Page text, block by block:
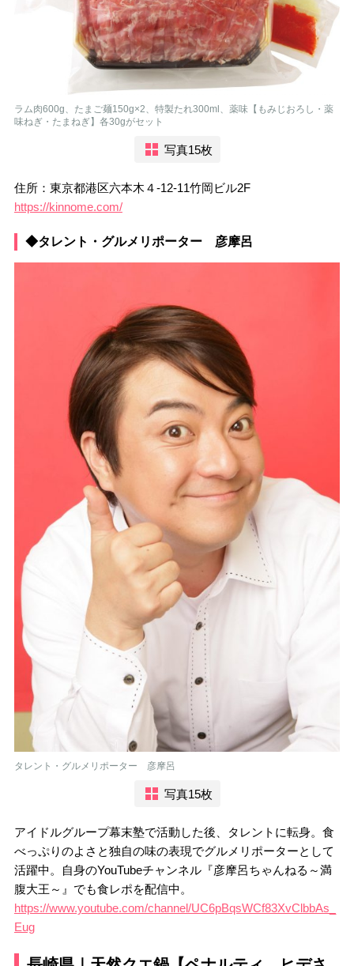
ラム肉600g、たまご麺150g×2、特製たれ300ml、薬味【もみじおろし・薬
味ねぎ・たまねぎ】各30gがセット
写真15枚
住所：東京都港区六本木４-12-11竹岡ビル2F
https://kinnome.com/
◆タレント・グルメリポーター 彦摩呂
タレント・グルメリポーター 彦摩呂
写真15枚
アイドルグループ幕末塾で活動した後、タレントに転身。食
べっぷりのよさと独自の味の表現でグルメリポーターとして
活躍中。自身のYouTubeチャンネル『彦摩呂ちゃんねる～満
腹大王～』でも食レポを配信中。
https://www.youtube.com/channel/UC6pBqsWCf83XvClbbAs_
Eug